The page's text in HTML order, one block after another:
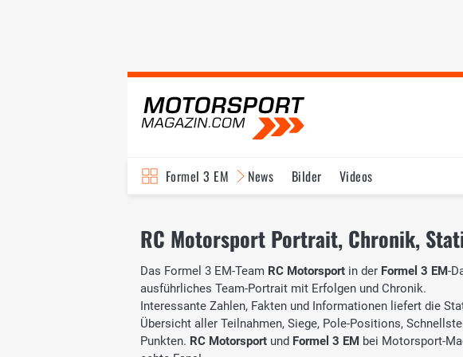
Formel 3 EM News Bilder Videos
RC Motorsport Portrait, Chronik,
Das Formel 3 EM-Team RC Motorsport in der Formel 3 EM-
ausführliches Team-Portrait mit Erfolgen und Chronik.
Interessante Zahlen, Fakten und Informationen liefert die
Übersicht aller Teilnahmen, Siege, Pole-Positions,
Punkten. RC Motorsport und Formel 3 EM bei Motorsport-